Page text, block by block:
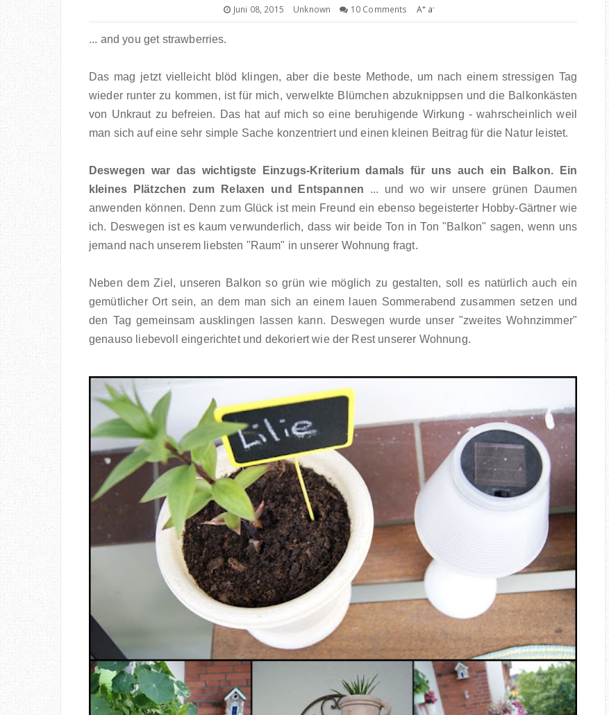
Juni 08, 2015 Unknown 10 Comments A+ a-
... and you get strawberries.
Das mag jetzt vielleicht blöd klingen, aber die beste Methode, um nach einem stressigen Tag
wieder runter zu kommen, ist für mich, verwelkte Blümchen abzuknippsen und die Balkonkästen
von Unkraut zu befreien. Das hat auf mich so eine beruhigende Wirkung - wahrscheinlich weil
man sich auf eine sehr simple Sache konzentriert und einen kleinen Beitrag für die Natur leistet.
Deswegen war das wichtigste Einzugs-Kriterium damals für uns auch ein Balkon. Ein
kleines Plätzchen zum Relaxen und Entspannen ... und wo wir unsere grünen Daumen
anwenden können. Denn zum Glück ist mein Freund ein ebenso begeisterter Hobby-Gärtner wie
ich. Deswegen ist es kaum verwunderlich, dass wir beide Ton in Ton "Balkon" sagen, wenn uns
jemand nach unserem liebsten "Raum" in unserer Wohnung fragt.
Neben dem Ziel, unseren Balkon so grün wie möglich zu gestalten, soll es natürlich auch ein
gemütlicher Ort sein, an dem man sich an einem lauen Sommerabend zusammen setzen und
den Tag gemeinsam ausklingen lassen kann. Deswegen wurde unser "zweites Wohnzimmer"
genauso liebevoll eingerichtet und dekoriert wie der Rest unserer Wohnung.